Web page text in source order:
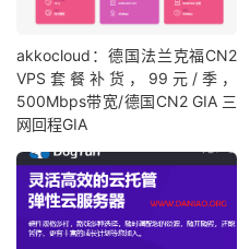
akkocloud：德国法兰克福CN2
VPS套餐补货，99元/季，
500Mbps带宽/德国CN2 GIA 三
网回程GIA